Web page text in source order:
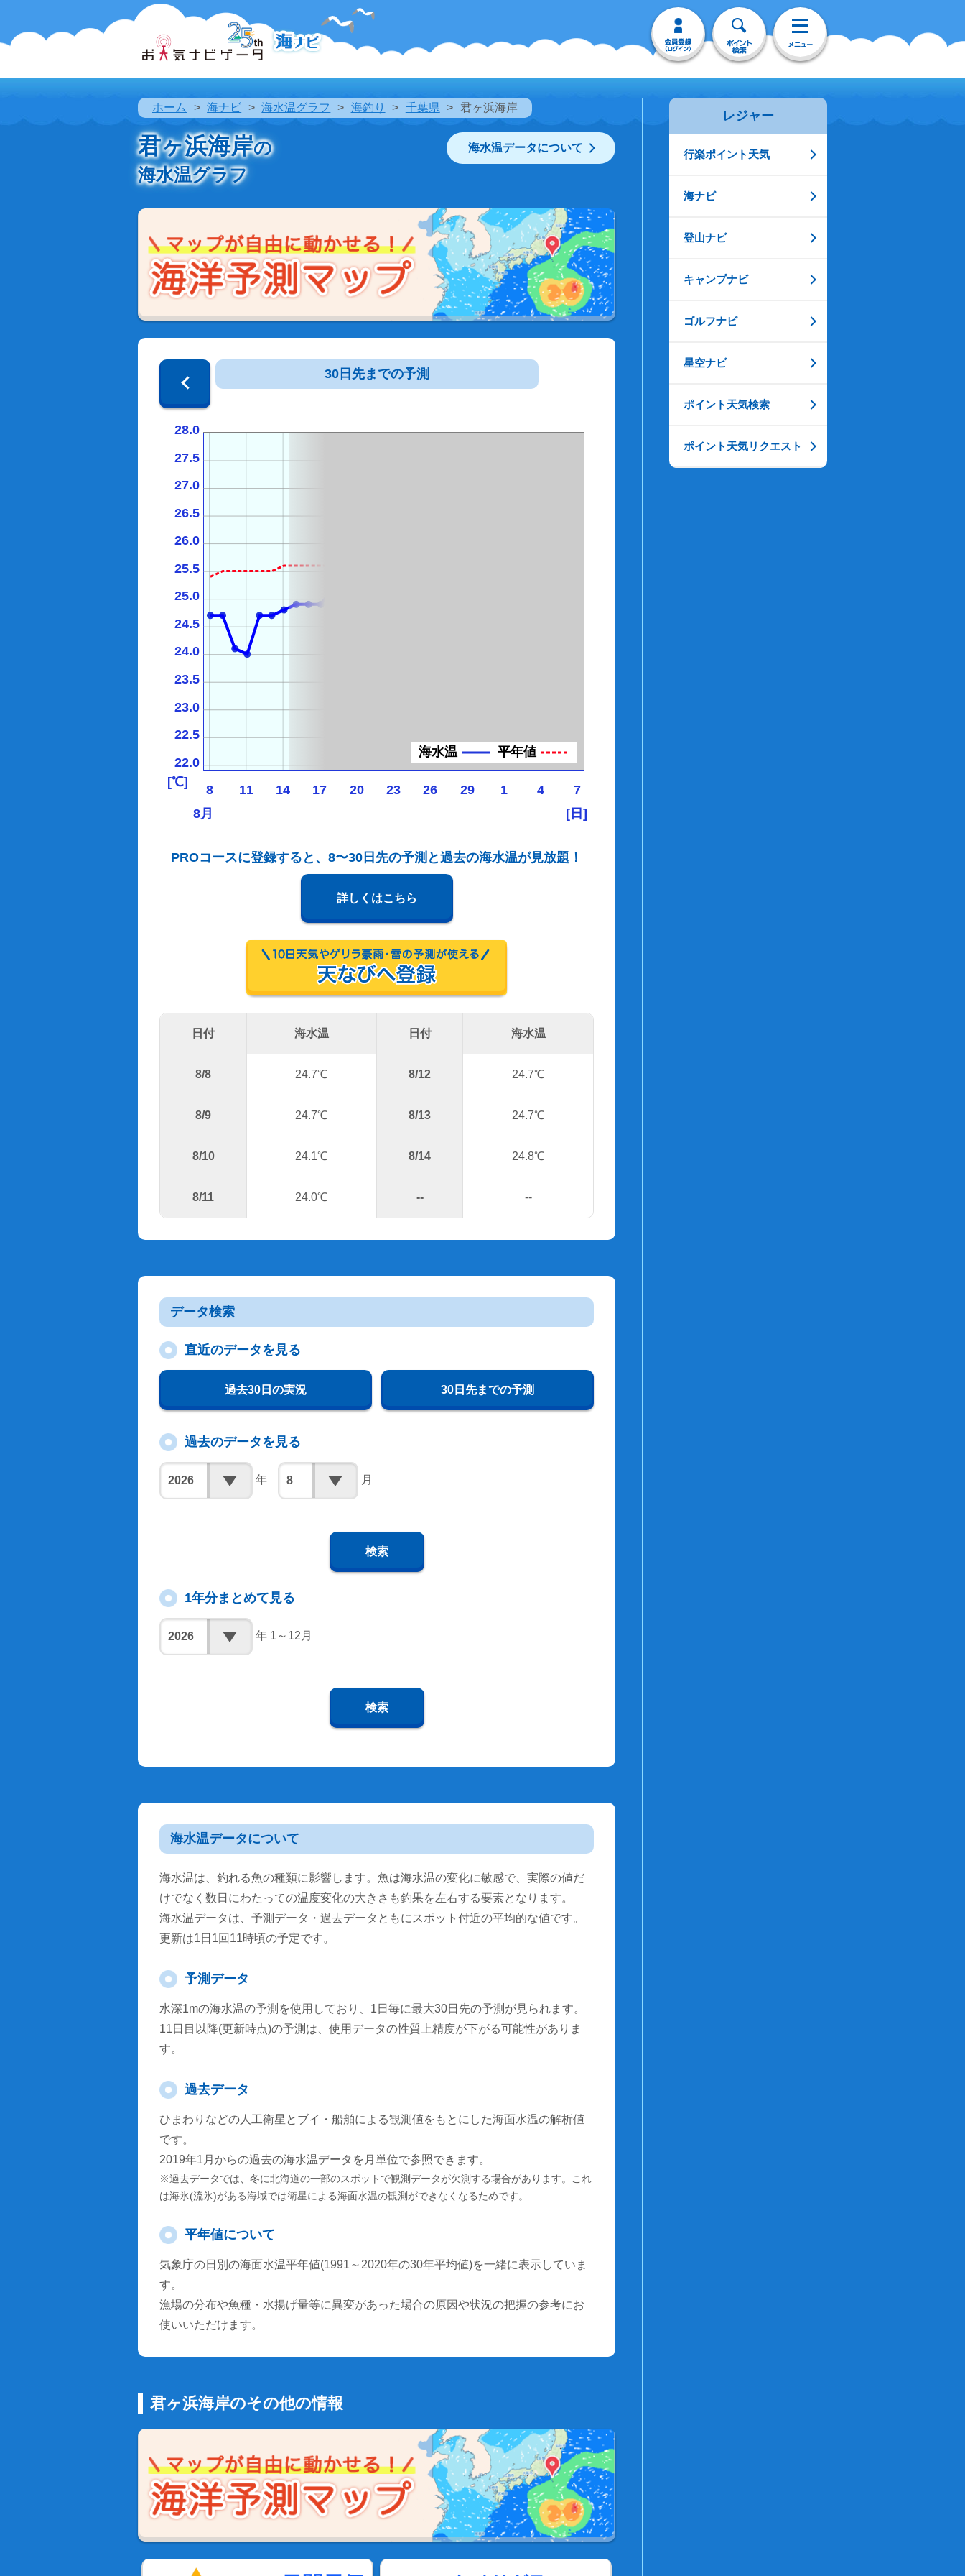
ホーム 海ナビ 海水温グラフ 海釣り 千葉県 君ヶ浜海岸
君ヶ浜海岸の
海水温グラフ
海水温データについて
30日先までの予測
8 11 14 17 20 23 26 29 1 4 7
[日]
22.0
22.5
23.0
23.5
24.0
24.5
25.0
25.5
26.0
26.5
27.0
27.5
28.0
[℃]
8月
海水温 平年値
PROコースに登録すると、8〜30日先の予測と過去の海水温が見放題！
詳しくはこちら
日付 海水温 日付 海水温
8/8 24.7℃ 8/12 24.7℃
8/9 24.7℃ 8/13 24.7℃
8/10 24.1℃ 8/14 24.8℃
8/11 24.0℃ -- --
データ検索
直近のデータを見る
過去30日の実況 30日先までの予測
過去のデータを見る
年 月
検索
1年分まとめて見る
年 1～12月
検索
海水温データについて
海水温は、釣れる魚の種類に影響します。魚は海水温の変化に敏感で、実際の値だ
けでなく数日にわたっての温度変化の大きさも釣果を左右する要素となります。
海水温データは、予測データ・過去データともにスポット付近の平均的な値です。
更新は1日1回11時頃の予定です。
予測データ
水深1mの海水温の予測を使用しており、1日毎に最大30日先の予測が見られます。
11日目以降(更新時点)の予測は、使用データの性質上精度が下がる可能性がありま
す。
過去データ
ひまわりなどの人工衛星とブイ・船舶による観測値をもとにした海面水温の解析値
です。
2019年1月からの過去の海水温データを月単位で参照できます。
※過去データでは、冬に北海道の一部のスポットで観測データが欠測する場合があります。これ
は海氷(流氷)がある海域では衛星による海面水温の観測ができなくなるためです。
平年値について
気象庁の日別の海面水温平年値(1991～2020年の30年平均値)を一緒に表示していま
す。
漁場の分布や魚種・水揚げ量等に異変があった場合の原因や状況の把握の参考にお
使いいただけます。
君ヶ浜海岸のその他の情報
レジャー
行楽ポイント天気
海ナビ
登山ナビ
キャンプナビ
ゴルフナビ
星空ナビ
ポイント天気検索
ポイント天気リクエスト